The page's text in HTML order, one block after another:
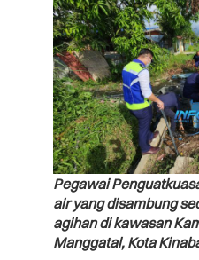
Pegawai
air yang disambung
agihan di kawasan
Manggatal, Kota